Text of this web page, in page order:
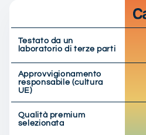
Testato da un
laboratorio di terze parti
Approvvigionamento
responsabile (cultura
UE)
Qualità premium
selezionata